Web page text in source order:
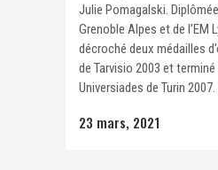
Julie Pomagalski.
Grenoble Alpes et de l’EM
décroché deux médailles
de Tarvisio 2003 et
Universiades de Turin 2007.
23 mars, 2021